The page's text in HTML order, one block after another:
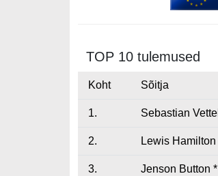
TOP 10 tulemused
Koht Sõitja
1. Sebastian Vettel
2. Lewis Hamilton
3. Jenson Button *